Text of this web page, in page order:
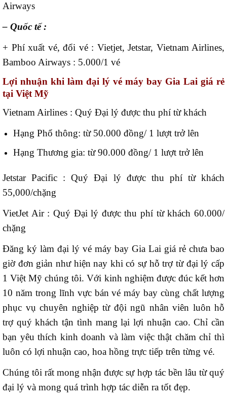
Airways
– Quốc tế :
+ Phí xuất vé, đổi vé : Vietjet, Jetstar, Vietnam Airlines,
Bamboo Airways : 5.000/1 vé
Lợi nhuận khi làm đại lý vé máy bay Gia Lai giá rẻ
tại Việt Mỹ
Vietnam Airlines : Quý Đại lý được thu phí từ khách
Hạng Phổ thông: từ 50.000 đồng/ 1 lượt trở lên
Hạng Thương gia: từ 90.000 đồng/ 1 lượt trở lên
Jetstar Pacific : Quý Đại lý được thu phí từ khách
55,000/chặng
VietJet Air : Quý Đại lý được thu phí từ khách 60.000/
chặng
Đăng ký làm đại lý vé máy bay Gia Lai giá rẻ chưa bao
giờ đơn giản như hiện nay khi có sự hỗ trợ từ đại lý cấp
1 Việt Mỹ chúng tôi. Với kinh nghiệm được đúc kết hơn
10 năm trong lĩnh vực bán vé máy bay cùng chất lượng
phục vụ chuyên nghiệp từ đội ngũ nhân viên luôn hỗ
trợ quý khách tận tình mang lại lợi nhuận cao. Chỉ cần
bạn yêu thích kinh doanh và làm việc thật chăm chỉ thì
luôn có lợi nhuận cao, hoa hồng trực tiếp trên từng vé.
Chúng tôi rất mong nhận được sự hợp tác bền lâu từ quý
đại lý và mong quá trình hợp tác diễn ra tốt đẹp.